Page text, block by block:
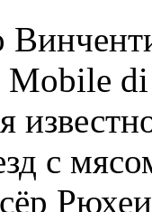
di
с